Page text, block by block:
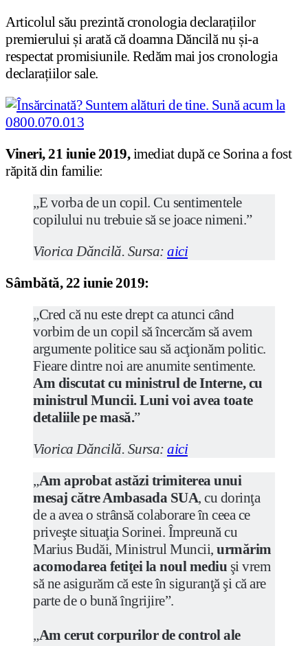
Articolul său prezintă cronologia declarațiilor
premierului și arată că doamna Dăncilă nu și-a
respectat promisiunile. Redăm mai jos cronologia
declarațiilor sale.
Vineri, 21 iunie 2019,imediat după ce Sorina a fost
răpită din familie:
„E vorba de un copil. Cu sentimentele
copilului nu trebuie să se joace nimeni.”
Viorica Dăncilă. Sursa: aici
Sâmbătă, 22 iunie 2019:
„Cred că nu este drept ca atunci când
vorbim de un copil să încercăm să avem
argumente politice sau să acţionăm politic.
Fieare dintre noi are anumite sentimente.
Am discutat cu ministrul de Interne, cu
ministrul Muncii. Luni voi avea toate
detaliile pe masă.”
Viorica Dăncilă. Sursa: aici
„Am aprobat astăzi trimiterea unui
mesaj către Ambasada SUA, cu dorinţa
de a avea o strânsă colaborare în ceea ce
priveşte situaţia Sorinei. Împreună cu
Marius Budăi, Ministrul Muncii, urmărim
acomodarea fetiţei la noul mediu şi vrem
să ne asigurăm că este în siguranţă şi că are
parte de o bună îngrijire”.
„Am cerut corpurilor de control ale